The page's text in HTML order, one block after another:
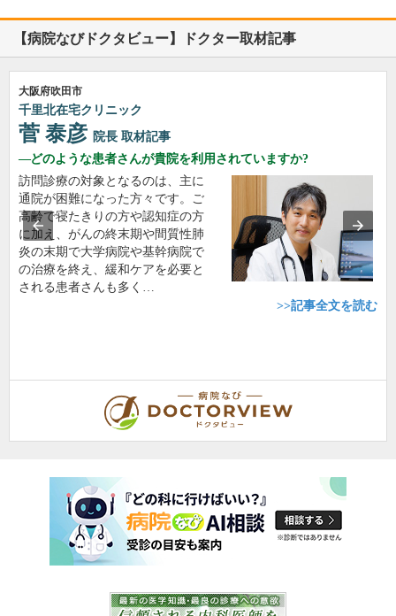
【病院なびドクタビュー】ドクター取材記事
大阪府吹田市
千里北在宅クリニック
菅 泰彦 院長 取材記事
どのような患者さんが貴院を利用されていますか?
訪問診療の対象となるのは、主に
通院が困難になった方々です。ご
高齢で寝たきりの方や認知症の方
に加え、がんの終末期や間質性肺
炎の末期で大学病院や基幹病院で
の治療を終え、緩和ケアを必要と
される患者さんも多く…
>>記事全文を読む